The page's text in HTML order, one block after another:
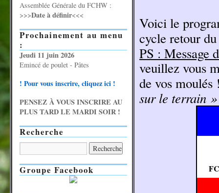
Voici le
cycle retour
PS : Message
veuillez vous
de vos
sur le terrain
Assemblée Générale du FCHW :
>>>Date à définir<<<
Prochainement au menu
:
Jeudi 11 juin 2026
Emincé de poulet - Pâtes
! Pour vous inscrire, cliquez ici !
PENSEZ À VOUS INSCRIRE AU
PLUS TARD LE MARDI SOIR !
Recherche
Groupe Facebook